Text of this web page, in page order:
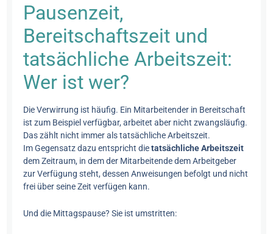
Pausenzeit,
Bereitschaftszeit und
tatsächliche Arbeitszeit:
Wer ist wer?
Die Verwirrung ist häufig. Ein Mitarbeitender in Bereitschaft
ist zum Beispiel verfügbar, arbeitet aber nicht zwangsläufig.
Das zählt nicht immer als tatsächliche Arbeitszeit.
Im Gegensatz dazu entspricht dietatsächliche Arbeitszeit
dem Zeitraum, in dem der Mitarbeitende dem Arbeitgeber
zur Verfügung steht, dessen Anweisungen befolgt und nicht
frei über seine Zeit verfügen kann.
Und die Mittagspause? Sie ist umstritten: